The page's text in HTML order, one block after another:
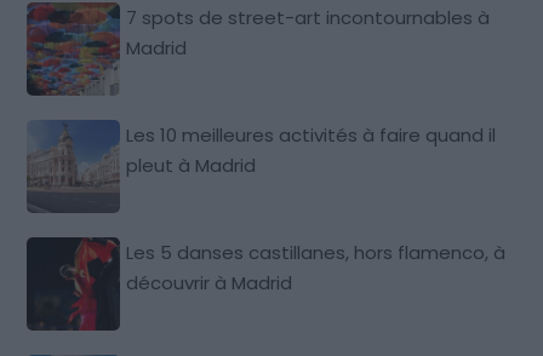
7 spots de street-art incontournables à
Madrid
Les 10 meilleures activités à faire quand il
pleut à Madrid
Les 5 danses castillanes, hors flamenco, à
découvrir à Madrid